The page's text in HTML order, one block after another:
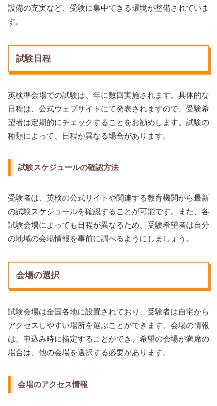
設備の充実など、受験に集中できる環境が整備されていま
す。
試験日程
英検準会場での試験は、年に数回実施されます。具体的な
日程は、公式ウェブサイトにて発表されますので、受験希
望者は定期的にチェックすることをお勧めします。試験の
種類によって、日程が異なる場合があります。
試験スケジュールの確認方法
受験者は、英検の公式サイトや関連する教育機関から最新
の試験スケジュールを確認することが可能です。また、各
試験会場によっても日程が異なるため、受験希望者は自分
の地域の会場情報を事前に調べるようにしましょう。
会場の選択
試験会場は全国各地に設置されており、受験者は自宅から
アクセスしやすい場所を選ぶことができます。会場の情報
は、申込み時に指定することができ、希望の会場が満席の
場合は、他の会場を選択する必要があります。
会場のアクセス情報